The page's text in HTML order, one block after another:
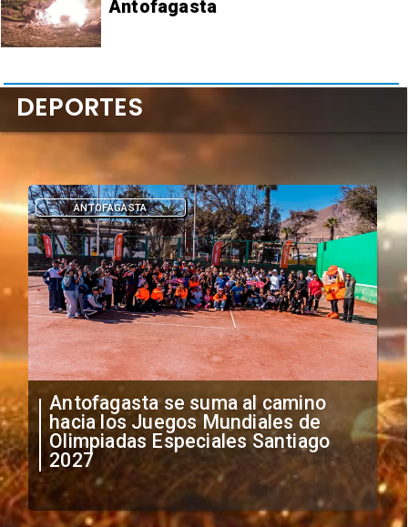
Antofagasta
"Falta de profesionalismo": Sifup
anuncia medidas por situación
irregular de futbolistas
extranjeros
DEPORTES
DEPORTES